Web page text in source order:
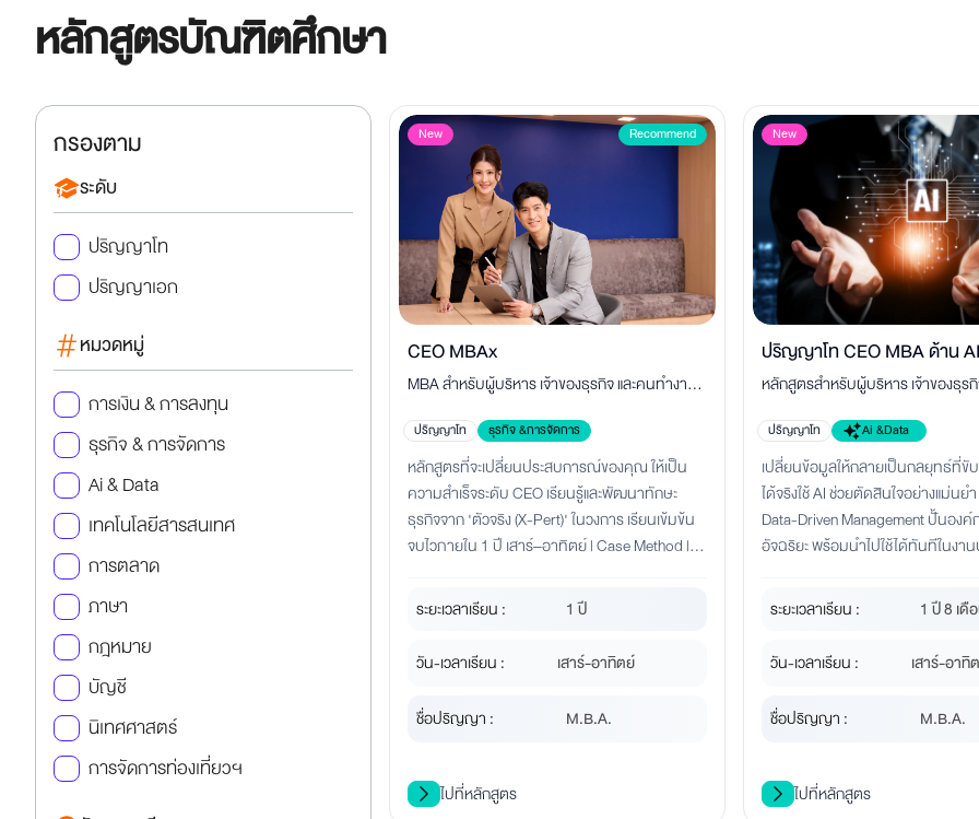
หลักสูตรบัณฑิตศึกษา
กรองตาม
ระดับ
ปริญญาโท
ปริญญาเอก
หมวดหมู่
การเงิน & การลงทุน
ธุรกิจ & การจัดการ
Ai & Data
เทคโนโลยีสารสนเทศ
การตลาด
ภาษา
กฎหมาย
บัญชี
นิเทศศาสตร์
การจัดการท่องเที่ยวฯ
New Recommend
CEO MBAx
MBA สำหรับผู้บริหาร เจ้าของธุรกิจ และคนทำงานที่
ต้องการเติบโตแบบก้าวกระโดด
ปริญญาโท ธุรกิจ &การจัดการ
หลักสูตรที่จะเปลี่ยนประสบการณ์ของคุณ ให้เป็น
ความสำเร็จระดับ CEO เรียนรู้และพัฒนาทักษะ
ธุรกิจจาก 'ตัวจริง (X-Pert)' ในวงการ เรียนเข้มข้น
จบไวภายใน 1 ปี เสาร์–อาทิตย์ | Case Method |
ระยะเวลาเรียน :
1 ปี
วัน-เวลาเรียน : เสาร์-อาทิตย์
ชื่อปริญญา : M.B.A.
ไปที่หลักสูตร
New
ปริญญาโท CEO MBA ด้าน
จัดการธุรกิจยุคใหม่
หลักสูตรสำหรับผู้บริหาร เจ้าของธุร
ทำงาน ที่ต้องการใช้ AI ยกระดับการ
ตลาด การขาย และการตัดสินใจ เพื่อ
เติบโตในยุคดิจิทัล
ปริญญาโท Ai &Data
เปลี่ยนข้อมูลให้กลายเป็นกลยุทธ์ที่ขั
ได้จริงใช้ AI ช่วยตัดสินใจอย่างแม่น
Data-Driven Management ปั้นอง
อัจฉริยะ พร้อมนำไปใช้ได้ทันทีในงา
ระยะเวลาเรียน : 1 ปี 8 เดื
วัน-เวลาเรียน : เสาร์-อาทิ
ชื่อปริญญา : M.B.A.
ไปที่หลักสูตร